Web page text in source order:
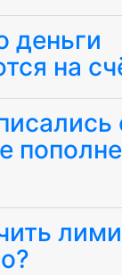
деньги
на